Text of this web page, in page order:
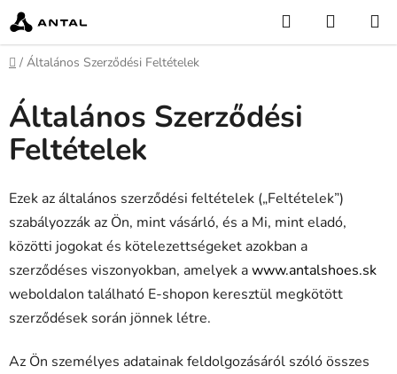
Ugrás
fő
tartalomhoz
KeresésKOSÁR
Kezdőlap
/ Általános Szerződési Feltételek
Általános Szerződési
Feltételek
Ezek az általános szerződési feltételek („Feltételek”)
szabályozzák az Ön, mint vásárló, és a Mi, mint eladó,
közötti jogokat és kötelezettségeket azokban a
szerződéses viszonyokban, amelyek awww.antalshoes.sk
weboldalon található E-shopon keresztül megkötött
szerződések során jönnek létre.
Az Ön személyes adatainak feldolgozásáról szóló összes